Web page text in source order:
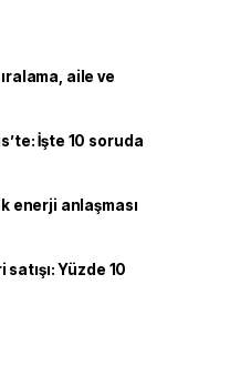
aile ve
İşte 10 soruda
enerji anlaşması
satışı: Yüzde 10